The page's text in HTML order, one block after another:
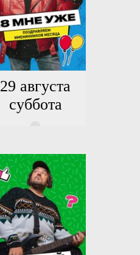
29 августа
суббота